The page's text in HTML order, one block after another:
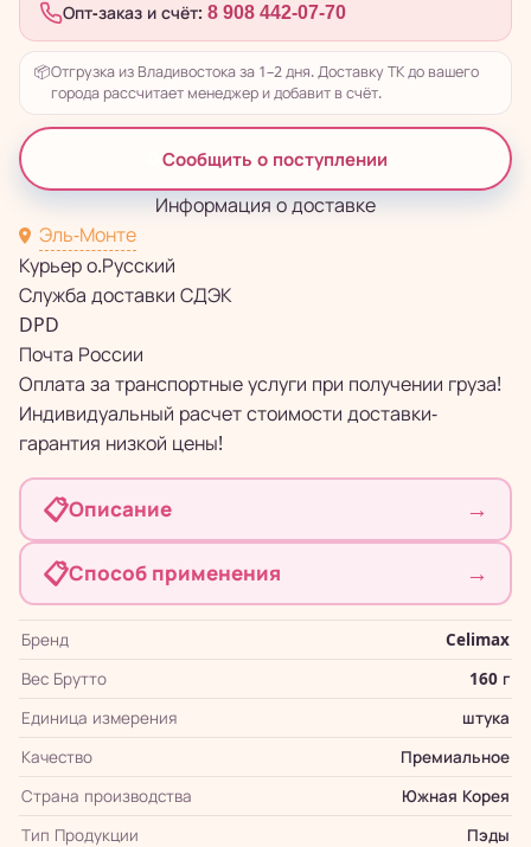
Опт-заказ и счёт: 8 908 442-07-70
📦Отгрузка из Владивостока за 1–2 дня. Доставку ТК до вашего
города рассчитает менеджер и добавит в счёт.
Сообщить о поступлении
Информация о доставке
Эль-Монте
Курьер о.Русский
Служба доставки СДЭК
DPD
Почта России
Оплата за транспортные услуги при получении груза!
Индивидуальный расчет стоимости доставки-
гарантия низкой цены!
📋Описание →
📋Способ применения →
Бренд
Celimax
Вес Брутто
160 г
Единица измерения
штука
Качество
Премиальное
Страна производства
Южная Корея
Тип Продукции
Пэды